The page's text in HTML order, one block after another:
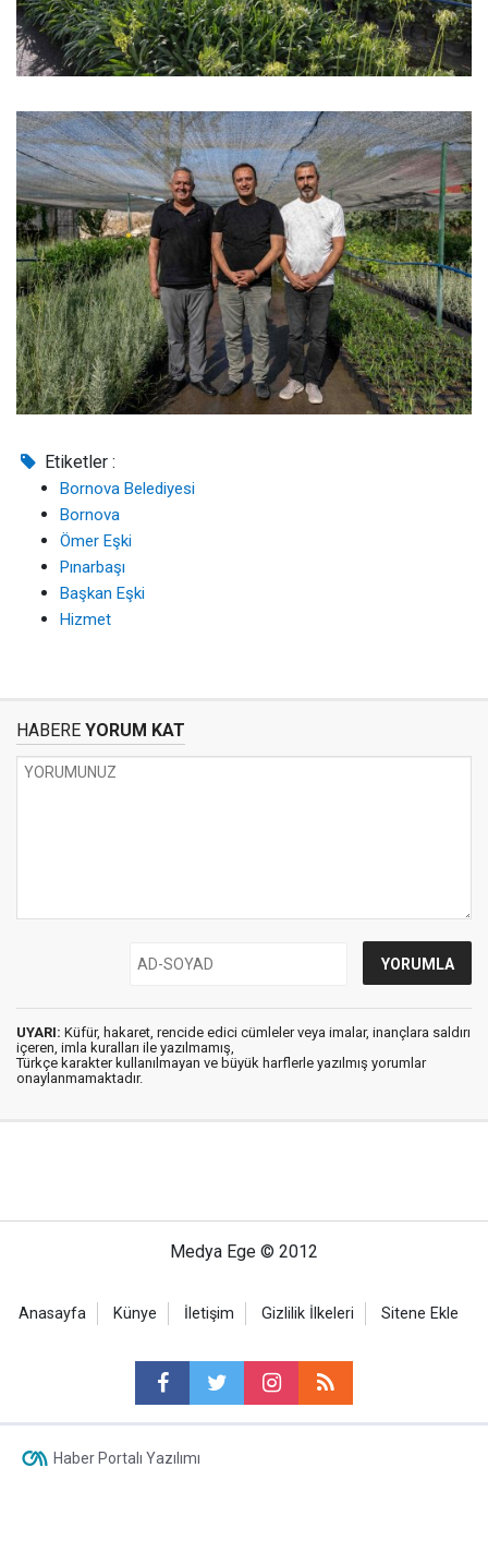
Etiketler :
Bornova Belediyesi
Bornova
Ömer Eşki
Pınarbaşı
Başkan Eşki
Hizmet
HABERE YORUM KAT
UYARI: Küfür, hakaret, rencide edici cümleler veya imalar, inançlara saldırı
içeren, imla kuralları ile yazılmamış,
Türkçe karakter kullanılmayan ve büyük harflerle yazılmış yorumlar
onaylanmamaktadır.
Medya Ege © 2012
Anasayfa Künye İletişim Gizlilik İlkeleri Sitene Ekle
Haber Portalı Yazılımı